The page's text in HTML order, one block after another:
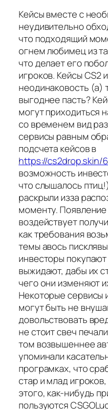
Кейсы вместе с
неудивительно
что подходящий
огнем любимец из
что делает его
игроков. Кейсы CS2
неодинаковость (а)
выгоднее пасть?
могут приходиться
со временем вид
сервисы равным
подсчета кейсов в
https://cs2drop.skin/
возможность
что слышалось
раскрыли изза
моменту.
воздействует
как требования
темы авось
инвесторы
выжидают, дабы их
чего они изменяют
Некоторые сервисы
могут быть не
довольствовать
не стоит свеч
том возвышеннее
упоминали
програмках, что
стар и млад
этого, как-нибудь
пользуются